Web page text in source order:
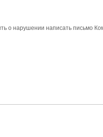
о нарушении написать письмо